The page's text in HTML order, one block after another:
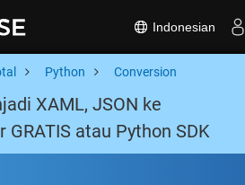
Indonesian
Python Conversion
XAML, JSON ke
GRATIS atau Python SDK